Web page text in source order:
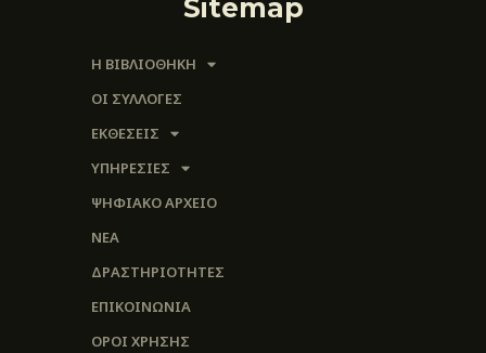
Sitemap
Η ΒΙΒΛΙΟΘΗΚΗ
ΟΙ ΣΥΛΛΟΓΈΣ
ΕΚΘΕΣΕΙΣ
ΥΠΗΡΕΣΙΕΣ
ΨΗΦΙΑΚΌ ΑΡΧΕΊΟ
ΝΕΑ
ΔΡΑΣΤΗΡΙΟΤΗΤΕΣ
ΕΠΙΚΟΙΝΩΝΊΑ
ΌΡΟΙ ΧΡΉΣΗΣ